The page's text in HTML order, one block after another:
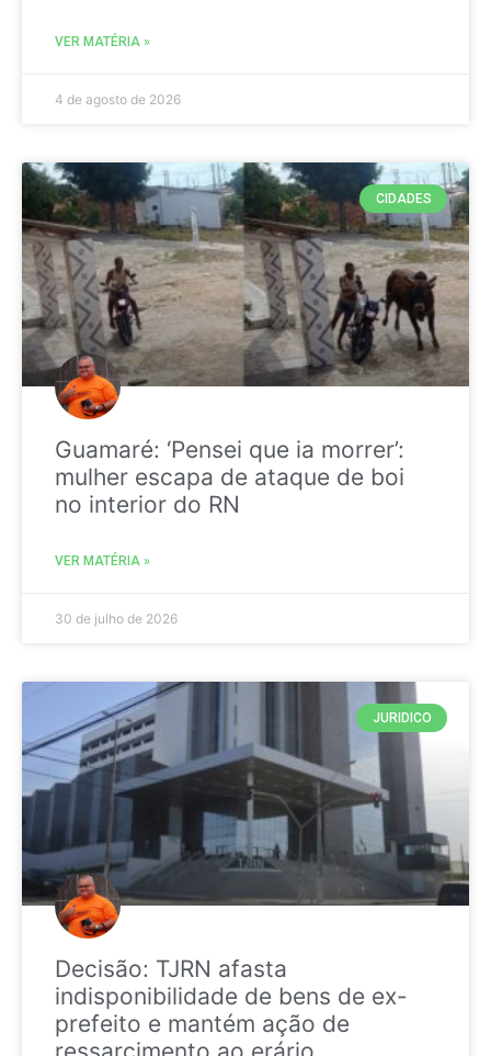
VER MATÉRIA »
4 de agosto de 2026
CIDADES
Guamaré: ‘Pensei que ia morrer’:
mulher escapa de ataque de boi
no interior do RN
VER MATÉRIA »
30 de julho de 2026
JURIDICO
Decisão: TJRN afasta
indisponibilidade de bens de ex-
prefeito e mantém ação de